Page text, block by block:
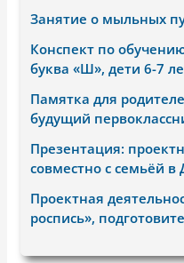
Занятие о мыльных
Конспект по
буква «Ш», дети 6-7
Памятка для
будущий
Презентация:
совместно с семьёй в
Проектная
роспись»,